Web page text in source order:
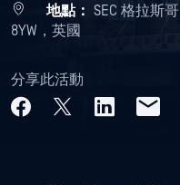
地點： SEC 格拉斯
8YW，英國
分享此活動